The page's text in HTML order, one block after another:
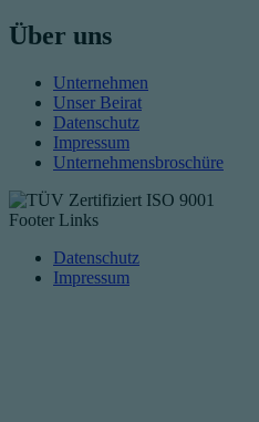
Über uns
Unternehmen
Unser Beirat
Datenschutz
Impressum
Unternehmensbroschüre
Footer Links
Datenschutz
Impressum